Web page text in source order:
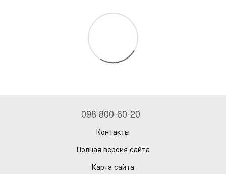
098 800-60-20
Контакты
Полная версия сайта
Карта сайта